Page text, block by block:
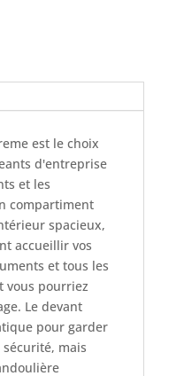
est le choix
d'entreprise
et les
compartiment
spacieux,
accueillir vos
et tous les
vous pourriez
Le devant
pour garder
mais